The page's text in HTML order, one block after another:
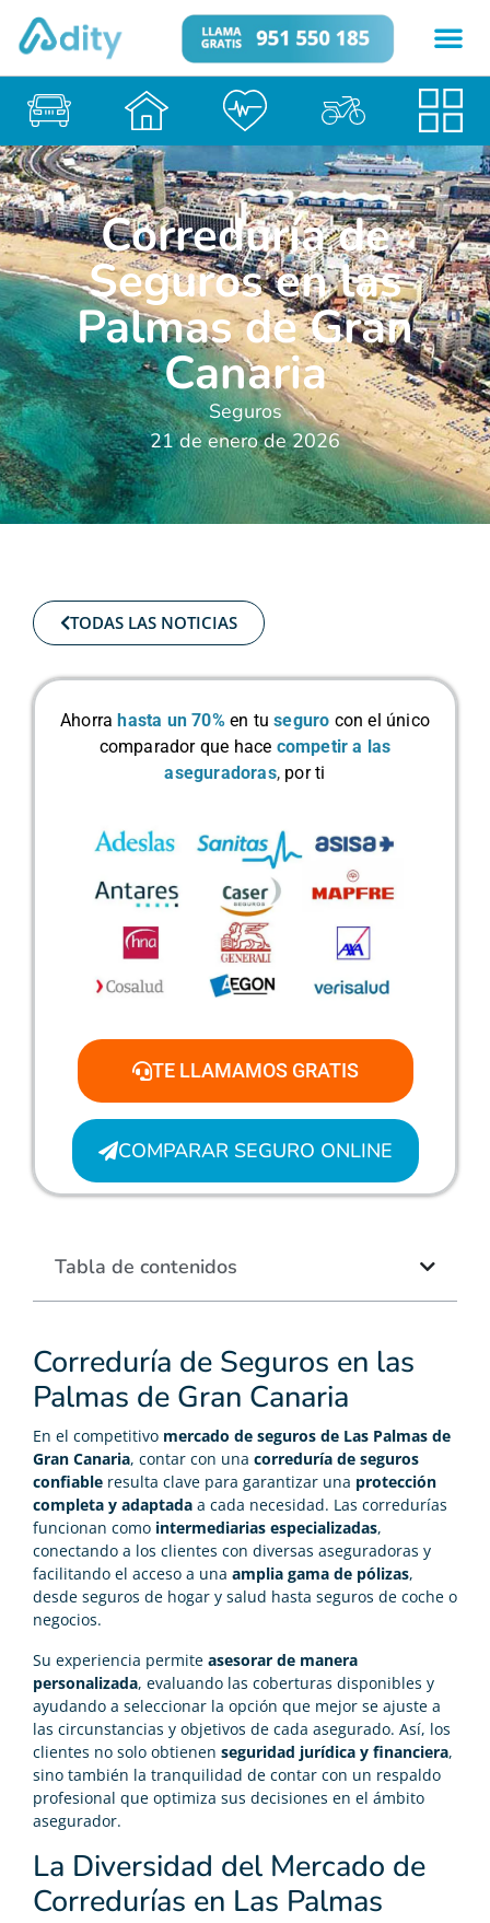
Correduría de
Seguros en las
Palmas de Gran
Canaria
Seguros
21 de enero de 2026
Correduría de Seguros en las
Palmas de Gran Canaria
En el competitivo mercado de seguros de Las Palmas de
Gran Canaria, contar con una correduría de seguros
confiable resulta clave para garantizar una protección
completa y adaptada a cada necesidad. Las corredurías
funcionan como intermediarias especializadas,
conectando a los clientes con diversas aseguradoras y
facilitando el acceso a una amplia gama de pólizas,
desde seguros de hogar y salud hasta seguros de coche o
negocios.
Su experiencia permite asesorar de manera
personalizada, evaluando las coberturas disponibles y
ayudando a seleccionar la opción que mejor se ajuste a
las circunstancias y objetivos de cada asegurado. Así, los
clientes no solo obtienen seguridad jurídica y financiera,
sino también la tranquilidad de contar con un respaldo
profesional que optimiza sus decisiones en el ámbito
asegurador.
La Diversidad del Mercado de
Corredurías en Las Palmas
TODAS LAS NOTICIAS
Ahorra hasta un 70% en tuseguro con el único
comparador que hace competir a las
aseguradoras, por ti
TE LLAMAMOS GRATIS
COMPARAR SEGURO ONLINE
Tabla de contenidos